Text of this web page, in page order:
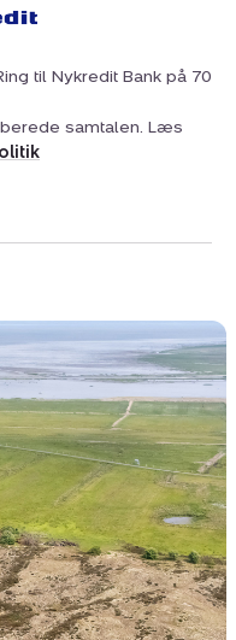
til Nykredit Bank på 70
samtalen. Læs